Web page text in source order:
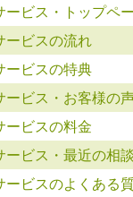
ービス・トップペ
ービスの流れ
ービスの特典
ービス・お客様の
ービスの料金
ービス・最近の相
ービスのよくある